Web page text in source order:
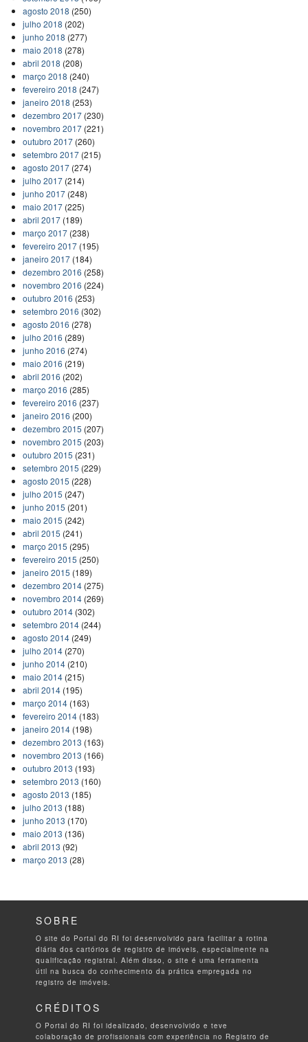
agosto 2018 (250)
julho 2018 (202)
junho 2018 (277)
maio 2018 (278)
abril 2018 (208)
março 2018 (240)
fevereiro 2018 (247)
janeiro 2018 (253)
dezembro 2017(230)
novembro 2017(221)
outubro 2017(260)
setembro 2017(215)
agosto 2017(274)
julho 2017(214)
junho 2017(248)
maio 2017(225)
abril 2017(189)
março 2017(238)
fevereiro 2017(195)
janeiro 2017(184)
dezembro 2016 (258)
novembro 2016 (224)
outubro 2016 (253)
setembro 2016 (302)
agosto 2016 (278)
julho 2016 (289)
junho 2016 (274)
maio 2016 (219)
abril 2016 (202)
março 2016 (285)
fevereiro 2016 (237)
janeiro 2016 (200)
dezembro 2015 (207)
novembro 2015 (203)
outubro 2015 (231)
setembro 2015 (229)
agosto 2015 (228)
julho 2015 (247)
junho 2015 (201)
maio 2015 (242)
abril 2015 (241)
março 2015 (295)
fevereiro 2015 (250)
janeiro 2015 (189)
dezembro 2014(275)
novembro 2014(269)
outubro 2014(302)
setembro 2014(244)
agosto 2014(249)
julho 2014(270)
junho 2014(210)
maio 2014(215)
abril 2014(195)
março 2014(163)
fevereiro 2014(183)
janeiro 2014(198)
dezembro 2013 (163)
novembro 2013 (166)
outubro 2013 (193)
setembro 2013 (160)
agosto 2013 (185)
julho 2013 (188)
junho 2013 (170)
maio 2013 (136)
abril 2013 (92)
março 2013 (28)
SOBRE
O site do Portal do RI foi desenvolvido para facilitar a rotina
diária dos cartórios de registro de imóveis, especialmente na
qualificação registral. Além disso, o site é uma ferramenta
útil na busca do conhecimento da prática empregada no
registro de imóveis.
CRÉDITOS
O Portal do RI foi idealizado, desenvolvido e teve
colaboração de profissionais com experiência no Registro de